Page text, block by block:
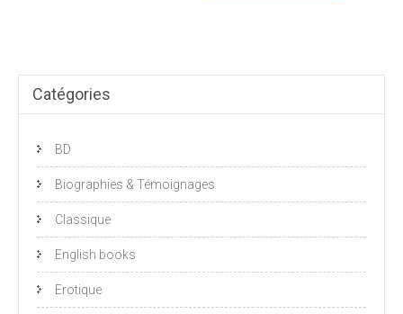
Catégories
BD
Biographies & Témoignages
Classique
English books
Erotique